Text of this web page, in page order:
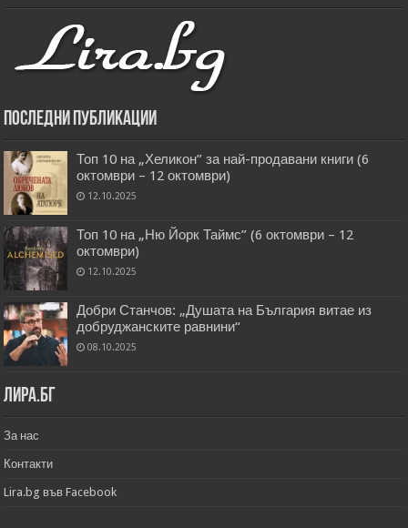
Последни публикации
Топ 10 на „Хеликон” за най-продавани книги (6
октомври – 12 октомври)
12.10.2025
Топ 10 на „Ню Йорк Таймс” (6 октомври – 12
октомври)
12.10.2025
Добри Станчов: „Душата на България витае из
добруджанските равнини“
08.10.2025
Лира.бг
За нас
Контакти
Lira.bg във Facebook